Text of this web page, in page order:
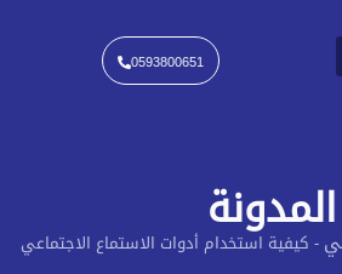
0593800651
المدونة
- كيفية استخدام أدوات الاستماع الاجتماعي